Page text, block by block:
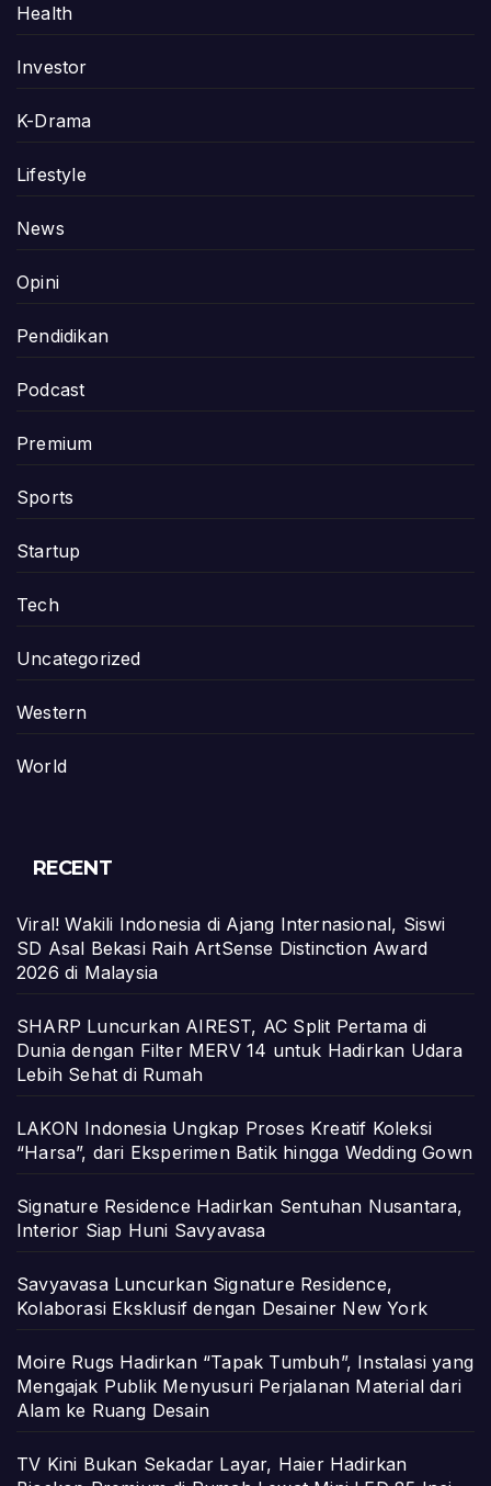
Health
Investor
K-Drama
Lifestyle
News
Opini
Pendidikan
Podcast
Premium
Sports
Startup
Tech
Uncategorized
Western
World
RECENT
Viral! Wakili Indonesia di Ajang Internasional, Siswi
SD Asal Bekasi Raih ArtSense Distinction Award
2026 di Malaysia
SHARP Luncurkan AIREST, AC Split Pertama di
Dunia dengan Filter MERV 14 untuk Hadirkan Udara
Lebih Sehat di Rumah
LAKON Indonesia Ungkap Proses Kreatif Koleksi
“Harsa”, dari Eksperimen Batik hingga Wedding Gown
Signature Residence Hadirkan Sentuhan Nusantara,
Interior Siap Huni Savyavasa
Savyavasa Luncurkan Signature Residence,
Kolaborasi Eksklusif dengan Desainer New York
Moire Rugs Hadirkan “Tapak Tumbuh”, Instalasi yang
Mengajak Publik Menyusuri Perjalanan Material dari
Alam ke Ruang Desain
TV Kini Bukan Sekadar Layar, Haier Hadirkan